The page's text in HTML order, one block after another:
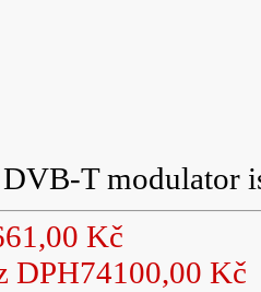
T modulator
Kč
DPH74100,00 Kč